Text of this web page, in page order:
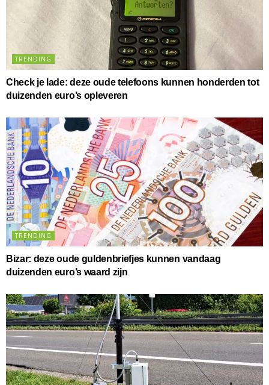
TRENDING
Check je lade: deze oude telefoons kunnen honderden tot
duizenden euro’s opleveren
TRENDING
Bizar: deze oude guldenbriefjes kunnen vandaag
duizenden euro’s waard zijn